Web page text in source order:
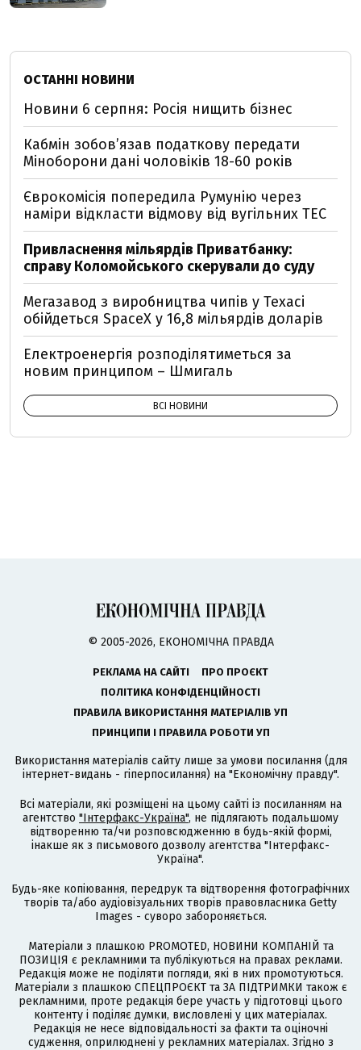
ОСТАННІ НОВИНИ
Новини 6 серпня: Росія нищить бізнес
Кабмін зобовʼязав податкову передати
Міноборони дані чоловіків 18-60 років
Єврокомісія попередила Румунію через
наміри відкласти відмову від вугільних ТЕС
Привласнення мільярдів Приватбанку:
справу Коломойського скерували до суду
Мегазавод з виробництва чипів у Техасі
обійдеться SpaceX у 16,8 мільярдів доларів
Електроенергія розподілятиметься за
новим принципом – Шмигаль
ВСІ НОВИНИ
© 2005-2026, ЕКОНОМІЧНА ПРАВДА
РЕКЛАМА НА САЙТІ
ПРО ПРОЄКТ
ПОЛІТИКА КОНФІДЕНЦІЙНОСТІ
ПРАВИЛА ВИКОРИСТАННЯ МАТЕРІАЛІВ УП
ПРИНЦИПИ І ПРАВИЛА РОБОТИ УП
Використання матеріалів сайту лише за умови посилання (для
інтернет-видань - гіперпосилання) на "Економічну правду".
Всі матеріали, які розміщені на цьому сайті із посиланням на
агентство "Інтерфакс-Україна", не підлягають подальшому
відтворенню та/чи розповсюдженню в будь-якій формі,
інакше як з письмового дозволу агентства "Інтерфакс-
Україна".
Будь-яке копіювання, передрук та відтворення фотографічних
творів та/або аудіовізуальних творів правовласника Getty
Images - суворо забороняється.
Матеріали з плашкою PROMOTED, НОВИНИ КОМПАНІЙ та
ПОЗИЦІЯ є рекламними та публікуються на правах реклами.
Редакція може не поділяти погляди, які в них промотуються.
Матеріали з плашкою СПЕЦПРОЄКТ та ЗА ПІДТРИМКИ також є
рекламними, проте редакція бере участь у підготовці цього
контенту і поділяє думки, висловлені у цих матеріалах.
Редакція не несе відповідальності за факти та оціночні
судження, оприлюднені у рекламних матеріалах. Згідно з